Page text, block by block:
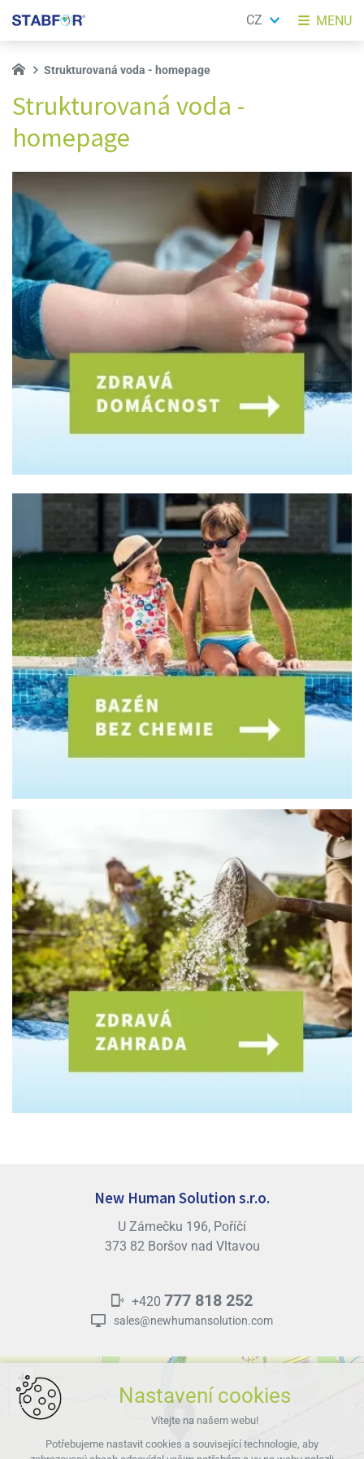
Strukturovaná voda - homepage
Strukturovaná voda -
homepage
New Human Solution s.r.o.
U Zámečku 196, Poříčí
373 82 Boršov nad Vltavou
+420 777 818 252
sales@newhumansolution.com
+
−
MENU
CZ
Nastavení cookies
Vítejte na našem webu!
Potřebujeme nastavit cookies a související technologie, aby